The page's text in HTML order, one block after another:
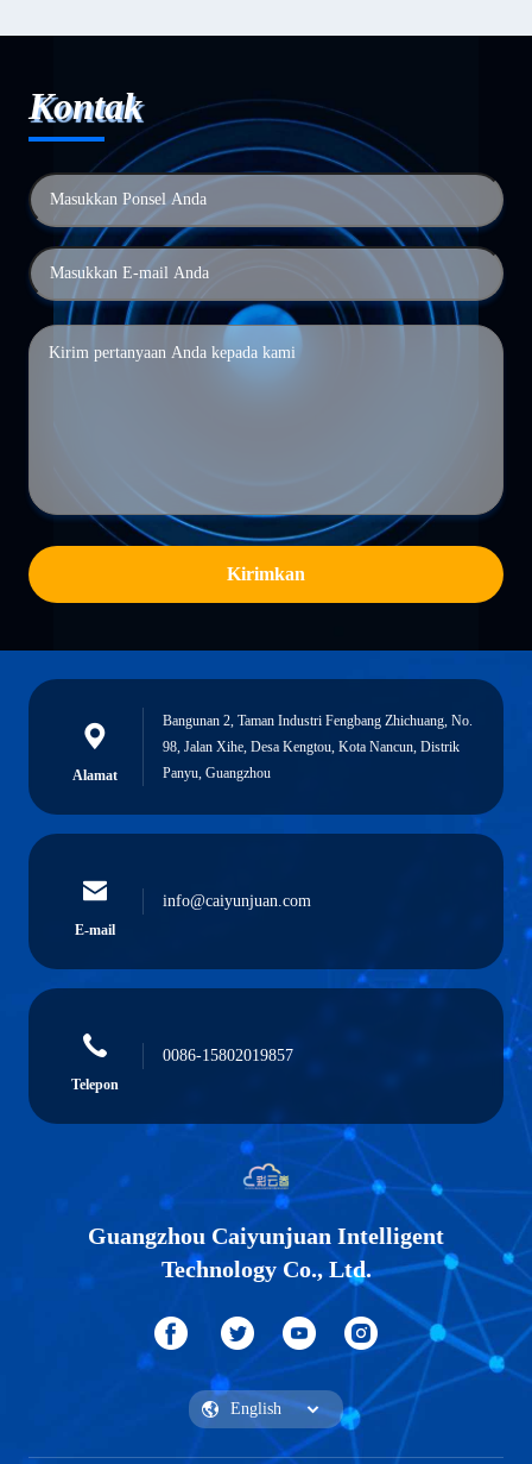
Kontak
Kirimkan
Alamat
Bangunan 2, Taman Industri Fengbang Zhichuang, No.
98, Jalan Xihe, Desa Kengtou, Kota Nancun, Distrik
Panyu, Guangzhou
E-mail
info@caiyunjuan.com
Telepon
0086-15802019857
Guangzhou Caiyunjuan Intelligent
Technology Co., Ltd.